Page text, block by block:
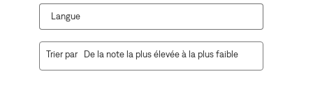
Langue
Trier par De la note la plus élevée à la plus faible